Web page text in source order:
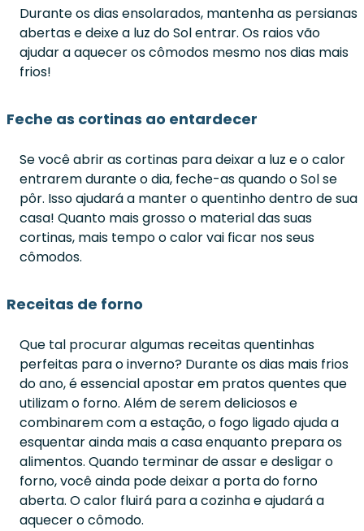
Durante os dias ensolarados, mantenha as persianas
abertas e deixe a luz do Sol entrar. Os raios vão
ajudar a aquecer os cômodos mesmo nos dias mais
frios!
Feche as cortinas ao entardecer
Se você abrir as cortinas para deixar a luz e o calor
entrarem durante o dia, feche-as quando o Sol se
pôr. Isso ajudará a manter o quentinho dentro de sua
casa! Quanto mais grosso o material das suas
cortinas, mais tempo o calor vai ficar nos seus
cômodos.
Receitas de forno
Que tal procurar algumas receitas quentinhas
perfeitas para o inverno? Durante os dias mais frios
do ano, é essencial apostar em pratos quentes que
utilizam o forno. Além de serem deliciosos e
combinarem com a estação, o fogo ligado ajuda a
esquentar ainda mais a casa enquanto prepara os
alimentos. Quando terminar de assar e desligar o
forno, você ainda pode deixar a porta do forno
aberta. O calor fluirá para a cozinha e ajudará a
aquecer o cômodo.